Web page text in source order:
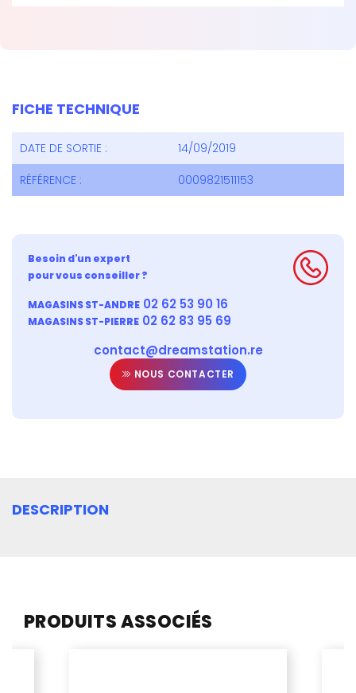
FICHE TECHNIQUE
DATE DE SORTIE :
14/09/2019
RÉFÉRENCE :
0009821511153
Besoin d'un expert
pour vous conseiller ?
MAGASINS ST-ANDRE 02 62 53 90 16
MAGASINS ST-PIERRE 02 62 83 95 69
contact@dreamstation.re
NOUS CONTACTER
DESCRIPTION
PRODUITS ASSOCIÉS